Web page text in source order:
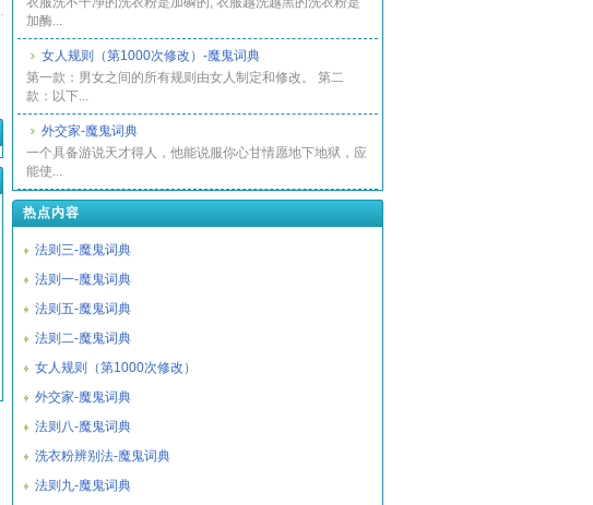
加酶...
女人规则（第1000次修改）-魔鬼词典
第一款：男女之间的所有规则由女人制定和修改。 第二
款：以下...
外交家-魔鬼词典
一个具备游说天才得人，他能说服你心甘情愿地下地狱，应
能使...
热点内容
法则三-魔鬼词典
法则一-魔鬼词典
法则五-魔鬼词典
法则二-魔鬼词典
女人规则（第1000次修改）
外交家-魔鬼词典
法则八-魔鬼词典
洗衣粉辨别法-魔鬼词典
法则九-魔鬼词典